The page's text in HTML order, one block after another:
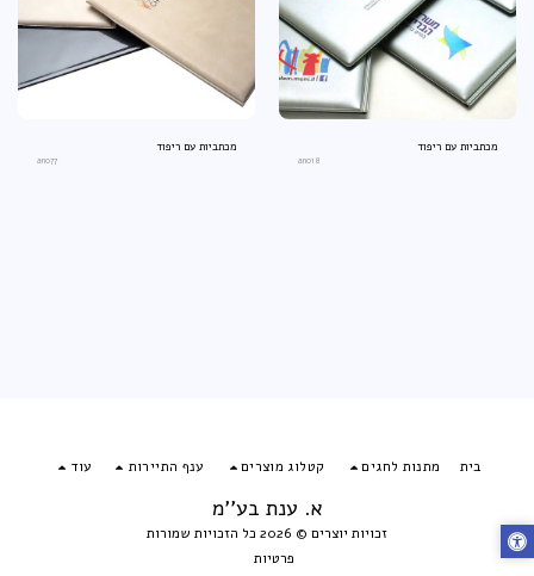
מכתביות עם ריפוד
an018
מכתביות עם ריפוד
an077
א. ענת בע''מ
זכויות יוצרים © 2026 כל הזכויות שמורות
פרטיות
בית מתנות לחגים קטלוג מוצרים ענף התיירות עוד